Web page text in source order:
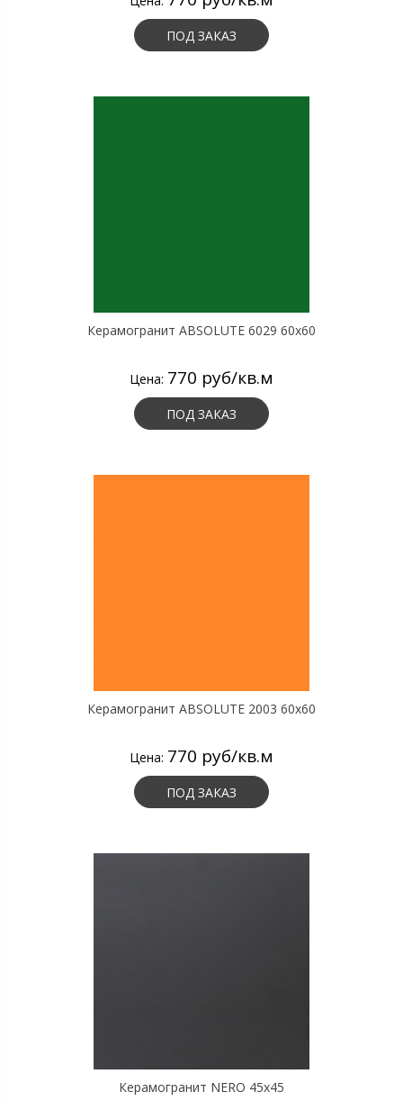
ПОД ЗАКАЗ
Керамогранит ABSOLUTE 6029 60х60
Цена: 770 руб/кв.м
ПОД ЗАКАЗ
Керамогранит ABSOLUTE 2003 60х60
Цена: 770 руб/кв.м
ПОД ЗАКАЗ
Керамогранит NERO 45x45